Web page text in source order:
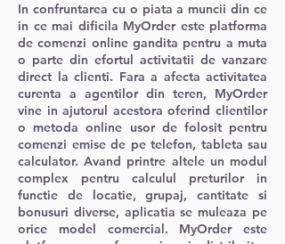
In confruntarea cu o piata a muncii din ce
in ce mai dificila MyOrder este platforma
de comenzi online gandita pentru a muta
o parte din efortul activitatii de vanzare
direct la clienti. Fara a afecta activitatea
curenta a agentilor din teren, MyOrder
vine in ajutorul acestora oferind clientilor
o metoda online usor de folosit pentru
comenzi emise de pe telefon, tableta sau
calculator. Avand printre altele un modul
complex pentru calculul preturilor in
functie de locatie, grupaj, cantitate si
bonusuri diverse, aplicatia se muleaza pe
orice model comercial. MyOrder este